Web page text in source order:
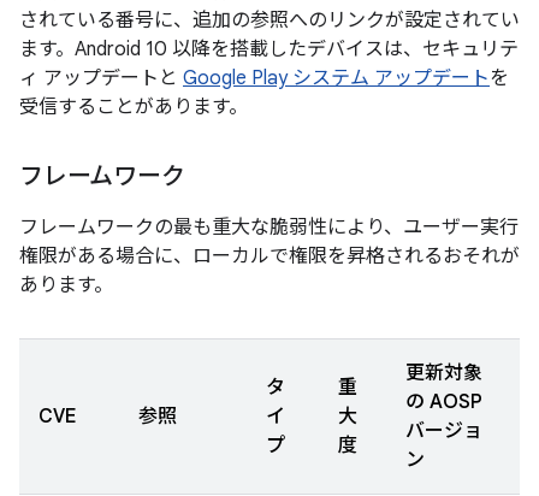
されている番号に、追加の参照へのリンクが設定されてい
ます。Android 10 以降を搭載したデバイスは、セキュリテ
ィ アップデートと Google Play システム アップデートを
受信することがあります。
フレームワーク
フレームワークの最も重大な脆弱性により、ユーザー実行
権限がある場合に、ローカルで権限を昇格されるおそれが
あります。
CVE 参照
タ
イ
プ
重
大
度
更新対象
の AOSP
バージョ
ン